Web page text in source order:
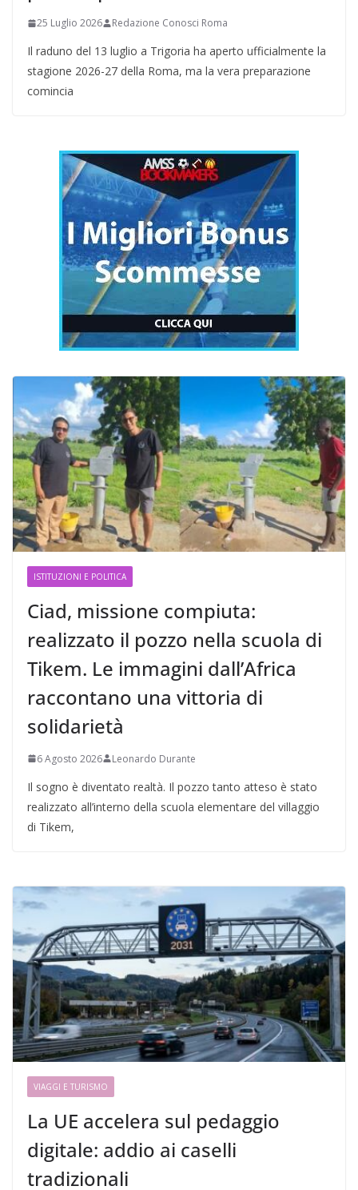
25 Luglio 2026 Redazione Conosci Roma
Il raduno del 13 luglio a Trigoria ha aperto ufficialmente la
stagione 2026-27 della Roma, ma la vera preparazione
comincia
ISTITUZIONI E POLITICA
Ciad, missione compiuta:
realizzato il pozzo nella scuola di
Tikem. Le immagini dall’Africa
raccontano una vittoria di
solidarietà
6 Agosto 2026 Leonardo Durante
Il sogno è diventato realtà. Il pozzo tanto atteso è stato
realizzato all’interno della scuola elementare del villaggio
di Tikem,
VIAGGI E TURISMO
La UE accelera sul pedaggio
digitale: addio ai caselli
tradizionali